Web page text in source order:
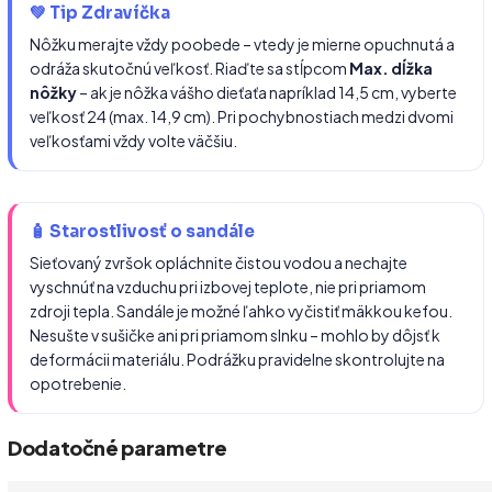
💚 Tip Zdravíčka
Nôžku merajte vždy poobede – vtedy je mierne opuchnutá a
odráža skutočnú veľkosť. Riaďte sa stĺpcom Max. dĺžka
nôžky– ak je nôžka vášho dieťaťa napríklad 14,5 cm, vyberte
veľkosť 24 (max. 14,9 cm). Pri pochybnostiach medzi dvomi
veľkosťami vždy volte väčšiu.
🧴 Starostlivosť o sandále
Sieťovaný zvršok opláchnite čistou vodou a nechajte
vyschnúť na vzduchu pri izbovej teplote, nie pri priamom
zdroji tepla. Sandále je možné ľahko vyčistiť mäkkou kefou.
Nesušte v sušičke ani pri priamom slnku – mohlo by dôjsť k
deformácii materiálu. Podrážku pravidelne skontrolujte na
opotrebenie.
Dodatočné parametre